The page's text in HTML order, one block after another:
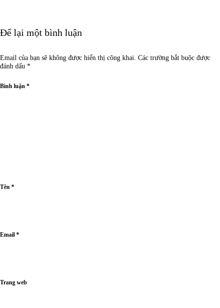
Để lại một bình luận
Email của bạn sẽ không được hiển thị công khai. Các trường bắt buộc được
đánh dấu *
Bình luận *
Tên *
Email *
Trang web